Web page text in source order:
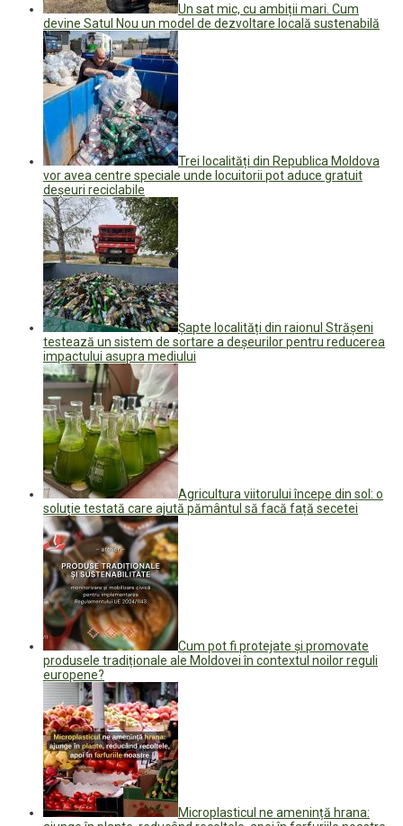
Un sat mic, cu ambiții mari. Cum
devine Satul Nou un model de dezvoltare locală sustenabilă
Trei localități din Republica Moldova
vor avea centre speciale unde locuitorii pot aduce gratuit
deșeuri reciclabile
Șapte localități din raionul Strășeni
testează un sistem de sortare a deșeurilor pentru reducerea
impactului asupra mediului
Agricultura viitorului începe din sol: o
soluție testată care ajută pământul să facă față secetei
Cum pot fi protejate și promovate
produsele tradiționale ale Moldovei în contextul noilor reguli
europene?
Microplasticul ne amenință hrana: